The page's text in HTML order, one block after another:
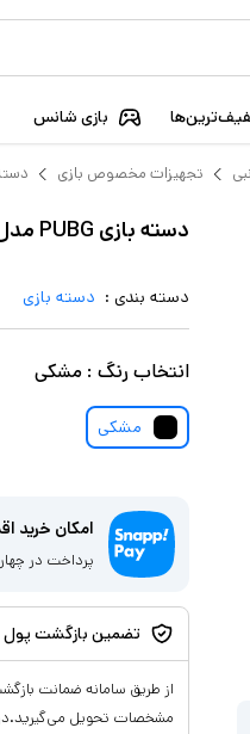
بازی شانس
تجهیزات مخصوص بازی
دسته بازی PUBG مدل k21
دسته بندی : دسته بازی
انتخابرنگ : مشکی
مشکی
امکان خرید
پرداخت در
تضمین بازگشت پول
از طریق سامانه ضمانت
مشخصات تحویل